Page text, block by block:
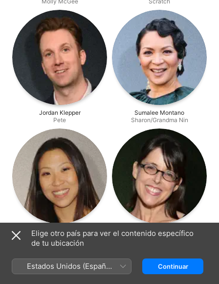
Jordan Klepper
Pete
Sumalee Montano
Sharon/Grandma Nin
Michaela Dietz
Darryl
Lara Jill Miller
Libby
Elige otro país para ver el contenido específico
de tu ubicación
Estados Unidos (Español
México)
Continuar